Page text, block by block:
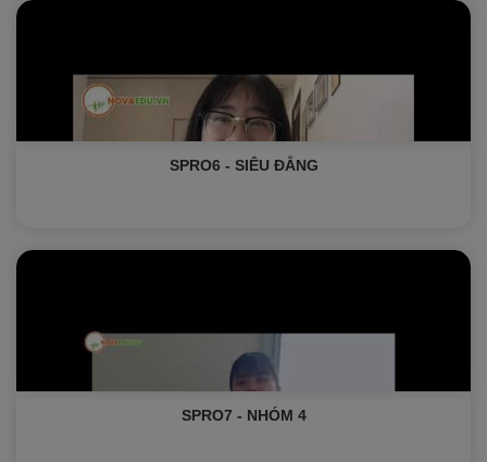
SPRO6 - SIÊU ĐẲNG
SPRO7 - NHÓM 4